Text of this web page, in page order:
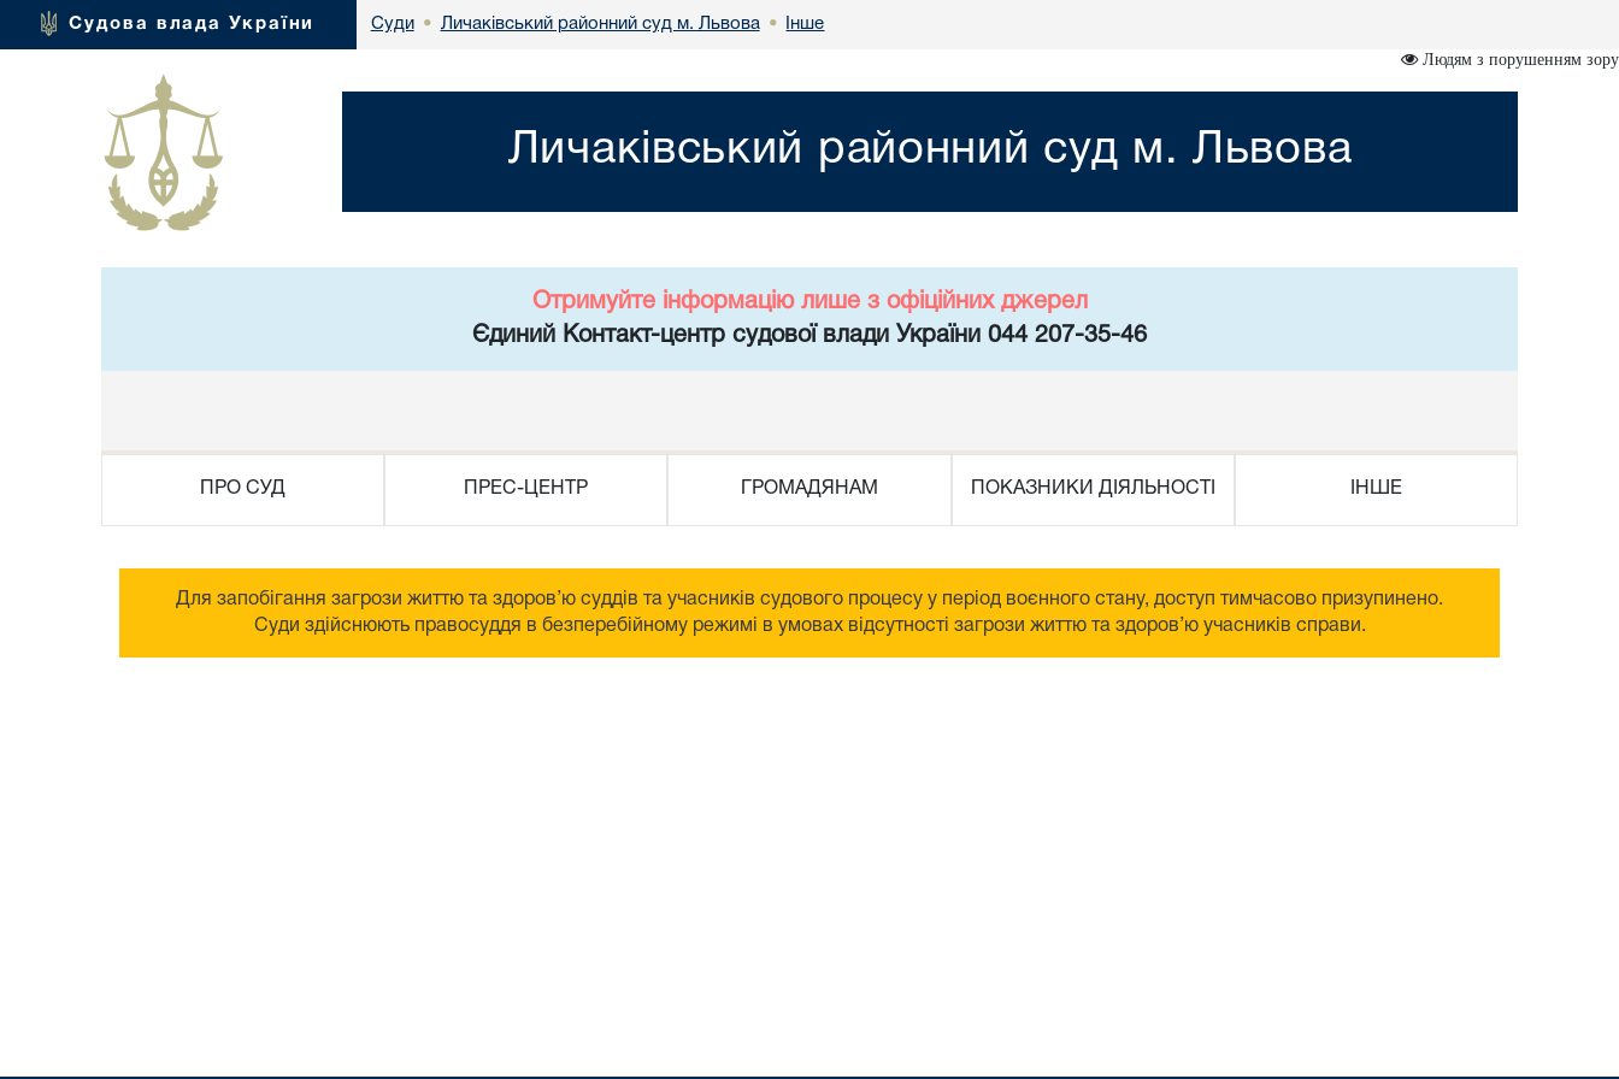
Судова влада України Суди • Личаківський районний суд м. Львова • Інше
Людям з порушенням зору
Личаківський районний суд м. Львова
Отримуйте інформацію лише з офіційних джерел
Єдиний Контакт-центр судової влади України 044 207-35-46
ПРО СУД ПРЕС-ЦЕНТР ГРОМАДЯНАМ ПОКАЗНИКИ ДІЯЛЬНОСТІ ІНШЕ
Для запобігання загрози життю та здоров’ю суддів та учасників судового процесу у період воєнного стану, доступ тимчасово призупинено.
Суди здійснюють правосуддя в безперебійному режимі в умовах відсутності загрози життю та здоров’ю учасників справи.